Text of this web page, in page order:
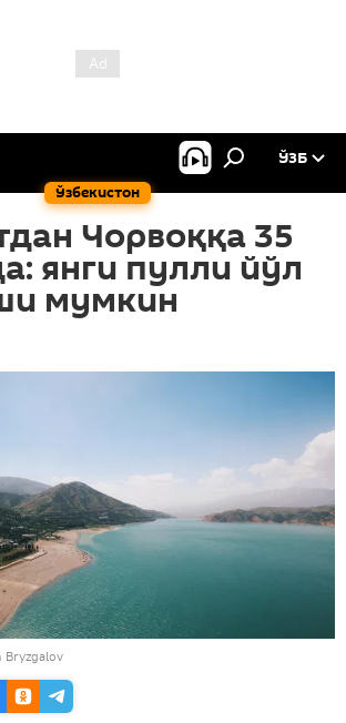
Ўзбекистон
ЎЗБ
Чорвоққа 35
янги пулли йўл
мумкин